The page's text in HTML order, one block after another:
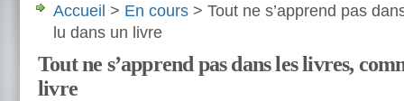
Accueil > En cours > Tout ne s’apprend pas
lu dans un livre
Tout ne s’apprend pas dans les livres,
livre